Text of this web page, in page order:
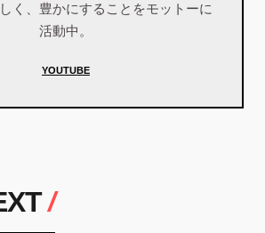
く、豊かにすることをモットーに
活動中。
YOUTUBE
/